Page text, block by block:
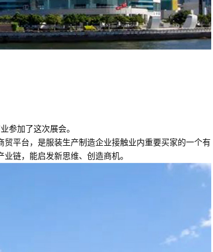
参加了这次展会。
平台，是服装生产制造企业接触业内重要买家的一个有
链，能启发新思维、创造商机。